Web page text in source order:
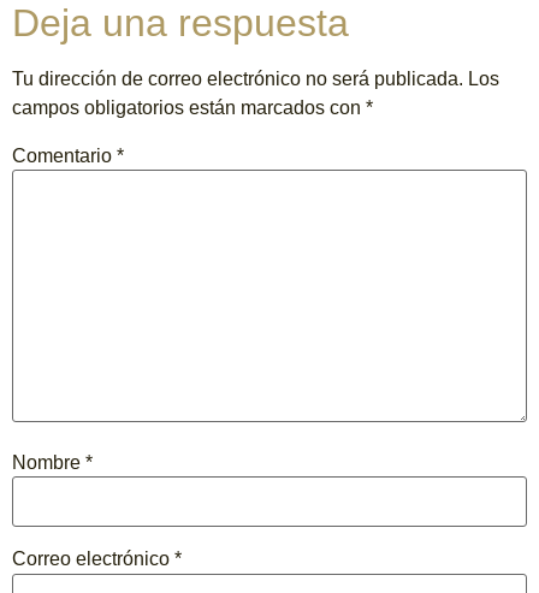
Deja una respuesta
Tu dirección de correo electrónico no será publicada. Los
campos obligatorios están marcados con *
Comentario *
Nombre *
Correo electrónico *